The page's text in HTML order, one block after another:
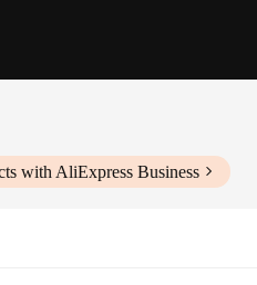
with AliExpress Business